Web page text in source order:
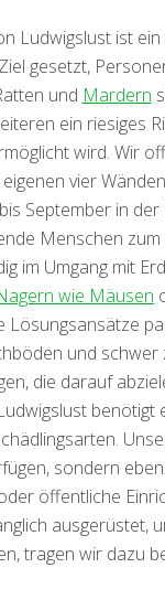
Ludwigslust ist
gesetzt,
und Mardern
ein riesiges
wird. Wir
vier
September in
Menschen
im Umgang mit
wie Mäusen
und
die darauf
sondern
öffentliche
ausgerüstet,
tragen wir dazu